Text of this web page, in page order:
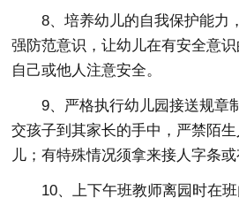
8、培养幼儿的自我保护能力
强防范意识，让幼儿在有安全意
自己或他人注意安全。
9、严格执行幼儿园接送规章
交孩子到其家长的手中，严禁陌
儿；有特殊情况须拿来接人字条或
10、上下午班教师离园时在